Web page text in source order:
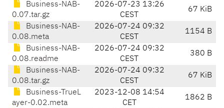
Business-NAB-
0.07.tar.gz
2026-07-23 13:26
CEST
67 KiB
Business-NAB-
0.08.meta
2026-07-24 09:32
CEST
1154 B
Business-NAB-
0.08.readme
2026-07-24 09:32
CEST
380 B
Business-NAB-
0.08.tar.gz
2026-07-24 09:32
CEST
67 KiB
Business-TrueL
ayer-0.02.meta
2023-12-08 14:54
CET
1862 B